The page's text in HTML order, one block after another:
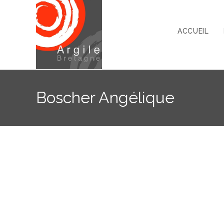
ACCUEIL
Boscher Angélique